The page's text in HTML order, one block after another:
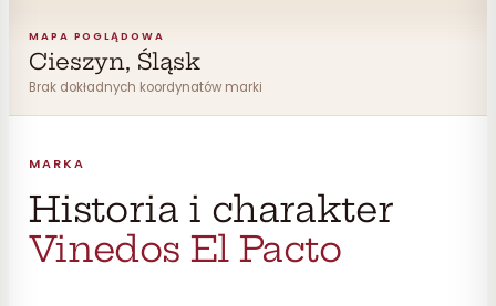
MAPA POGLĄDOWA
Cieszyn, Śląsk
Brak dokładnych koordynatów marki
MARKA
Historia i charakter
Vinedos El Pacto